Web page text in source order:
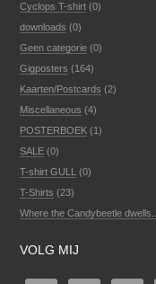
Cyclops T-shirt (0)
downloads (0)
Geen categorie (0)
Gigposters (164)
Kaarten/Postcards (2)
Miscellaneous (4)
POSTERBOEK (1)
SALE (0)
T-shirt GULL
(0)
T-Shirts (23)
Where the Candybeetle dwells...
VOLG MIJ